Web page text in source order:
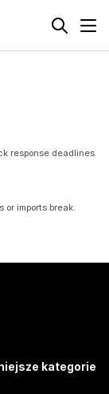
response deadlines
or imports break.
kategorie